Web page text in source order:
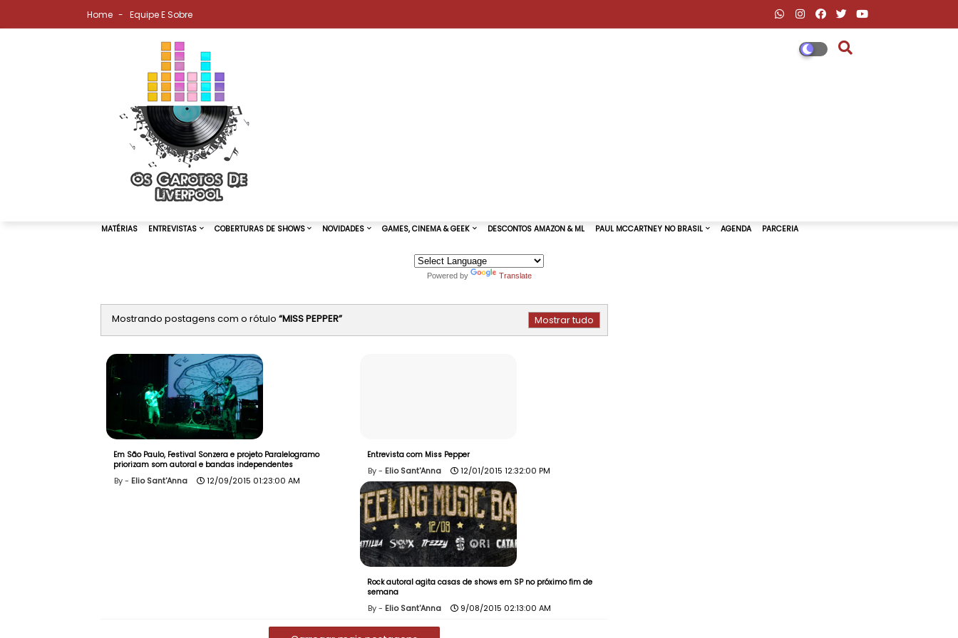
Home Equipe E Sobre
MATÉRIAS ENTREVISTAS COBERTURAS DE SHOWS NOVIDADES GAMES, CINEMA & GEEK
Powered by Translate
Mostrando postagens com o rótulo MISS PEPPER Mostrar tudo
Em São Paulo, Festival Sonzera e projeto Paralelogramo
priorizam som autoral e bandas independentes
Elio Sant'Anna 12/09/2015 01:23:00 AM
Entrevista com Miss Pepper
Elio Sant'Anna 12/01/2015 12:32:00 PM
Rock autoral agita casas de shows em SP no próximo fim de
semana
Elio Sant'Anna 9/08/2015 02:13:00 AM